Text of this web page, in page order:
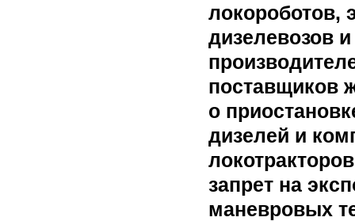
локороботов,
дизелевозов
поставщиков
о
дизелей и
запрет на
маневровых